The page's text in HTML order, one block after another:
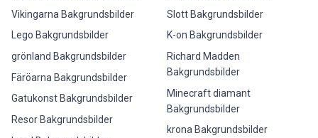
Vikingarna Bakgrundsbilder
Lego Bakgrundsbilder
grönland Bakgrundsbilder
Färöarna Bakgrundsbilder
Gatukonst Bakgrundsbilder
Resor Bakgrundsbilder
Slott Bakgrundsbilder
K-on Bakgrundsbilder
Richard Madden
Bakgrundsbilder
Minecraft diamant
Bakgrundsbilder
krona Bakgrundsbilder